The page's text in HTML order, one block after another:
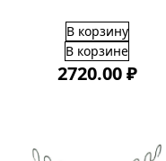
В корзину
В корзине
2720.00 ₽